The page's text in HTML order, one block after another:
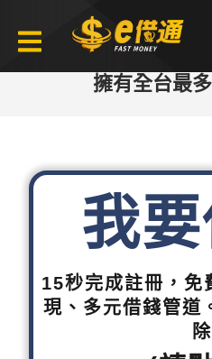
擁有全台最
我
15秒完成註冊，免
現、多元借錢管道
除